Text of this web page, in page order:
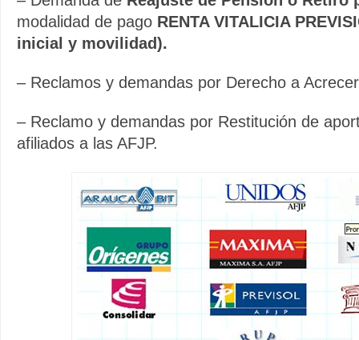
modalidad de pago RENTA VITALICIA
inicial y movilidad).
– Reclamos y demandas por Derecho a
– Reclamo y demandas por Restitución de
afiliados a las AFJP.